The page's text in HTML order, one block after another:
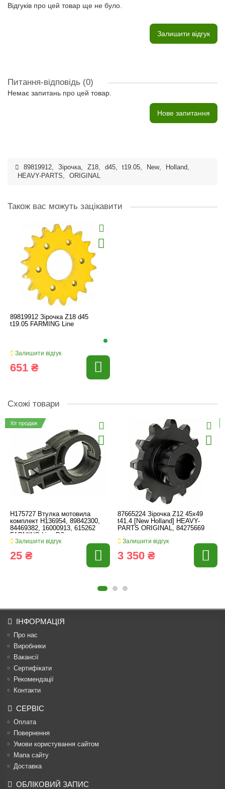
Відгуків про цей товар ще не було.
Залишити відгук
Питання-відповідь (0)
Немає запитань про цей товар.
Нове запитання
89819912, Зірочка, Z18, d45, t19.05, New, Holland,
HEAVY-PARTS, ORIGINAL
Також вас можуть зацікавити
89819912 Зірочка Z18 d45
t19.05 FARMING Line
Залишити відгук
651 ₴
Схожі товари
Хіт продаж
H175727 Втулка мотовила
комплект H136954, 89842300,
84469382, 16000913, 615262
FARMING Line DS
Залишити відгук
25 ₴
87665224 Зірочка Z12 45x49
t41.4 [New Holland] HEAVY-
PARTS ORIGINAL, 84275669
Залишити відгук
3 350 ₴
ІНФОРМАЦІЯ
Про нас
Виробники
Вакансії
Сертифікати
Рекомендації
Контакти
СЕРВІС
Оплата
Повернення
Умови користування сайтом
Мапа сайту
Доставка
ОБЛІКОВИЙ ЗАПИС